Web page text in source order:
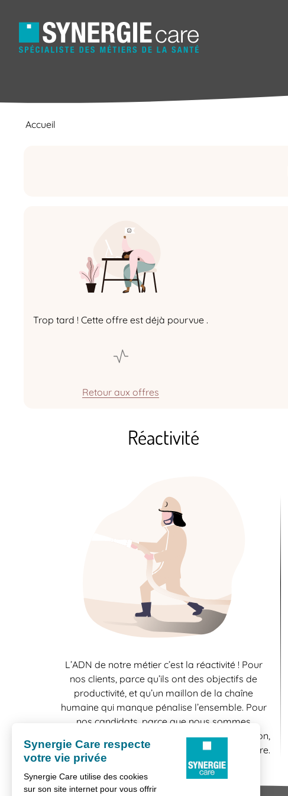
Accueil
Trop tard ! Cette offre est déjà pourvue .
Retour aux offres
Réactivité
L’ADN de notre métier c’est la réactivité ! Pour
nos clients, parce qu’ils ont des objectifs de
productivité, et qu’un maillon de la chaîne
humaine qui manque pénalise l’ensemble. Pour
nos candidats, parce que nous sommes
conscients la vie se construit mission par mission,
et que toutes les chances sont bonnes à prendre.